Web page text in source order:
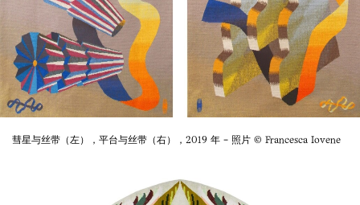
彗星与丝带（左），平台与丝带（右），2019 年 - 照片 © Francesca Iovene